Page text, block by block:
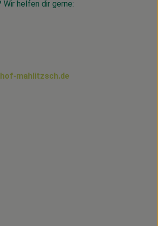
Wir helfen dir gerne:
mahlitzsch.de